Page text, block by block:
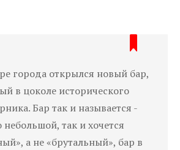
города открылся новый бар,
в цоколе исторического
Бар так и называется -
небольшой, так и хочется
а не «брутальный», бар в